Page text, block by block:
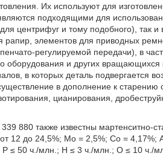
Их используют для
подходящими для
центрифуг и тому подобного), так
рапир, элементов для приводных
регулируемой передачи), в
оборудования и других
в которых деталь подвергается
в дополнение к
цианирования,
880 также известны мартенситно-
12 до 24,5%; Мо = 2,5%; Со = 4,17%;
≤ 50 ч./млн.; Н ≤ 3 ч./млн.; О ≤ 10 ч./